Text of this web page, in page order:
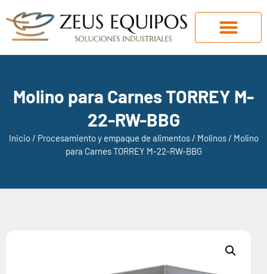
Molino para Carnes TORREY M-
22-RW-BBG
Inicio/ Procesamiento y empaque de alimentos/ Molinos/ Molino
para Carnes TORREY M-22-RW-BBG